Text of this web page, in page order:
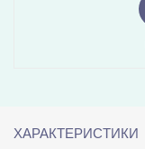
ХАРАКТЕРИСТИКИ